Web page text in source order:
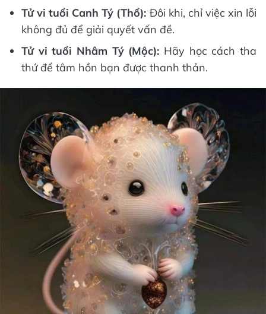
Tử vi tuổi Canh Tý (Thổ): Đôi khi, chỉ việc xin lỗi
không đủ để giải quyết vấn đề.
Tử vi tuổi Nhâm Tý (Mộc): Hãy học cách tha
thứ để tâm hồn bạn được thanh thản.